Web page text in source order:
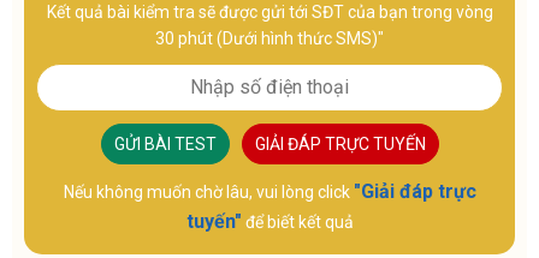
Kết quả bài kiểm tra sẽ được gửi tới SĐT của bạn trong vòng
30 phút (Dưới hình thức SMS)"
GỬI BÀI TEST GIẢI ĐÁP TRỰC TUYẾN
Nếu không muốn chờ lâu, vui lòng click "Giải đáp trực
tuyến" để biết kết quả